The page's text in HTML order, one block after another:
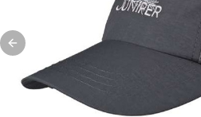
Previous slide